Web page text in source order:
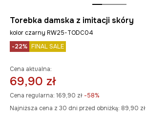
Torebka damska z imitacji skóry
kolor czarny RW25-TODC04
-22% FINAL SALE
Cena aktualna:
69,90 zł
Cena regularna: 169,90 zł -58%
Najniższa cena z 30 dni przed obniżką: 89,90 zł